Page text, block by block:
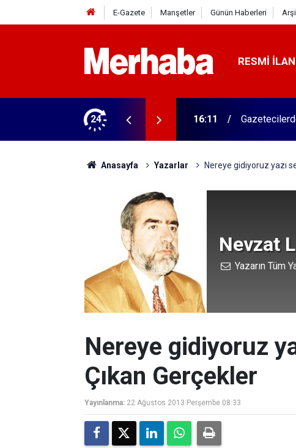
E-Gazete Manşetler Günün Haberleri
RESMI İLAN
24
Kampüsü'ne ziyaret 15:45 Başkan
Anasayfa Yazarlar Nereye gidiyoruz yazı
Nevzat
Yazarın Tüm
Nereye gidiyoruz
Çıkan Gerçekler
Yayınlanma: 22 Ağustos 2013 Perşembe 08:33